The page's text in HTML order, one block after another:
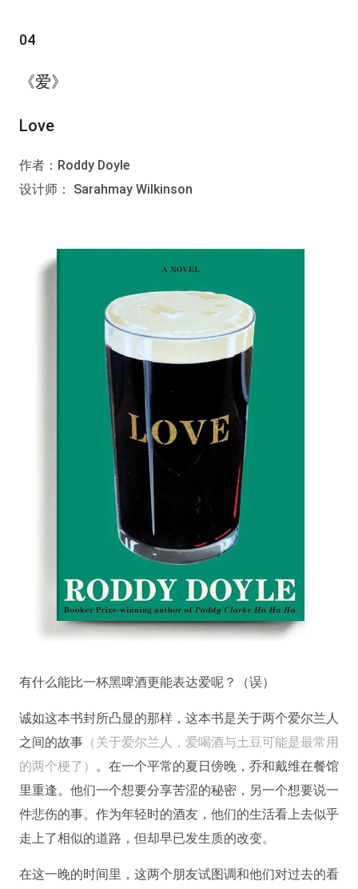
04
《爱》
Love
作者：Roddy Doyle
设计师： Sarahmay Wilkinson
有什么能比一杯黑啤酒更能表达爱呢？（误）
诚如这本书封所凸显的那样，这本书是关于两个爱尔兰人
之间的故事（关于爱尔兰人，爱喝酒与土豆可能是最常用
的两个梗了） 。在一个平常的夏日傍晚，乔和戴维在餐馆
里重逢。他们一个想要分享苦涩的秘密，另一个想要说一
件悲伤的事。作为年轻时的酒友，他们的生活看上去似乎
走上了相似的道路，但却早已发生质的改变。
在这一晚的时间里，这两个朋友试图调和他们对过去的看